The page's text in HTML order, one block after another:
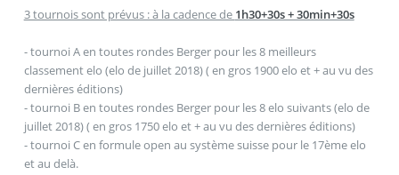
3 tournois sont prévus : à la cadence de 1h30+30s + 30min+30s
- tournoi A en toutes rondes Berger pour les 8 meilleurs
classement elo (elo de juillet 2018) ( en gros 1900 elo et + au vu des
dernières éditions)
- tournoi B en toutes rondes Berger pour les 8 elo suivants (elo de
juillet 2018) ( en gros 1750 elo et + au vu des dernières éditions)
- tournoi C en formule open au système suisse pour le 17ème elo
et au delà.